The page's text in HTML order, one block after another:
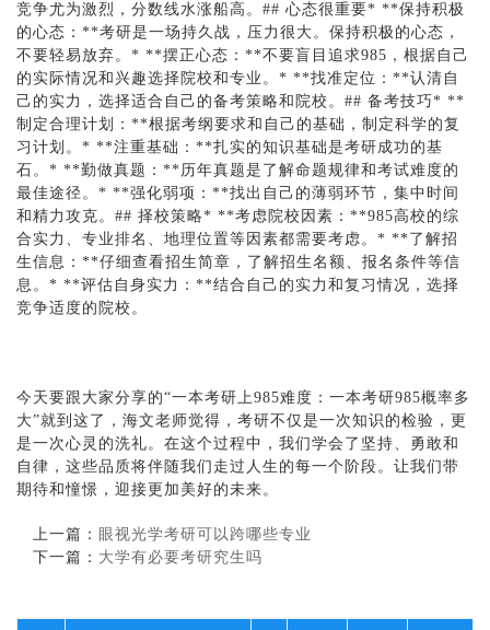
竞争尤为激烈，分数线水涨船高。## 心态很重要* **保持积极
的心态：**考研是一场持久战，压力很大。保持积极的心态，
不要轻易放弃。* **摆正心态：**不要盲目追求985，根据自己
的实际情况和兴趣选择院校和专业。* **找准定位：**认清自
己的实力，选择适合自己的备考策略和院校。## 备考技巧* **
制定合理计划：**根据考纲要求和自己的基础，制定科学的复
习计划。* **注重基础：**扎实的知识基础是考研成功的基
石。* **勤做真题：**历年真题是了解命题规律和考试难度的
最佳途径。* **强化弱项：**找出自己的薄弱环节，集中时间
和精力攻克。## 择校策略* **考虑院校因素：**985高校的综
合实力、专业排名、地理位置等因素都需要考虑。* **了解招
生信息：**仔细查看招生简章，了解招生名额、报名条件等信
息。* **评估自身实力：**结合自己的实力和复习情况，选择
竞争适度的院校。
今天要跟大家分享的“一本考研上985难度：一本考研985概率多
大”就到这了，海文老师觉得，考研不仅是一次知识的检验，更
是一次心灵的洗礼。在这个过程中，我们学会了坚持、勇敢和
自律，这些品质将伴随我们走过人生的每一个阶段。让我们带
期待和憧憬，迎接更加美好的未来。
上一篇： 眼视光学考研可以跨哪些专业
下一篇： 大学有必要考研究生吗